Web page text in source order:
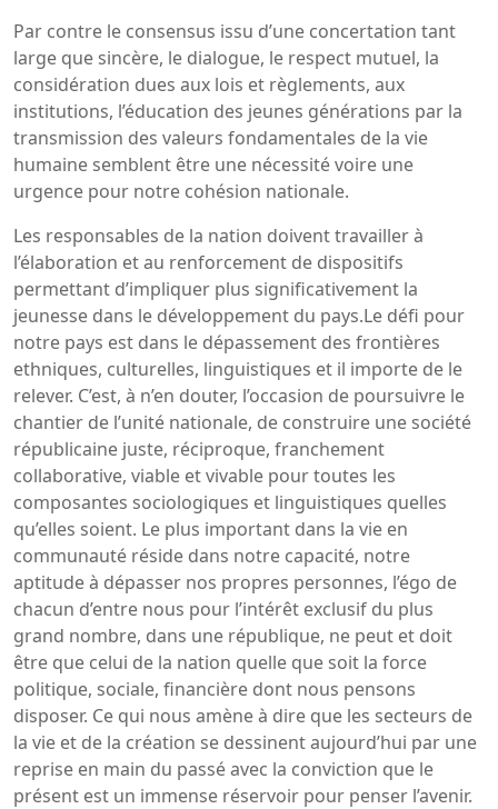
Par contre le consensus issu d’une concertation tant
large que sincère, le dialogue, le respect mutuel, la
considération dues aux lois et règlements, aux
institutions, l’éducation des jeunes générations par la
transmission des valeurs fondamentales de la vie
humaine semblent être une nécessité voire une
urgence pour notre cohésion nationale.
Les responsables de la nation doivent travailler à
l’élaboration et au renforcement de dispositifs
permettant d’impliquer plus significativement la
jeunesse dans le développement du pays.Le défi pour
notre pays est dans le dépassement des frontières
ethniques, culturelles, linguistiques et il importe de le
relever. C’est, à n’en douter, l’occasion de poursuivre le
chantier de l’unité nationale, de construire une société
républicaine juste, réciproque, franchement
collaborative, viable et vivable pour toutes les
composantes sociologiques et linguistiques quelles
qu’elles soient. Le plus important dans la vie en
communauté réside dans notre capacité, notre
aptitude à dépasser nos propres personnes, l’égo de
chacun d’entre nous pour l’intérêt exclusif du plus
grand nombre, dans une république, ne peut et doit
être que celui de la nation quelle que soit la force
politique, sociale, financière dont nous pensons
disposer. Ce qui nous amène à dire que les secteurs de
la vie et de la création se dessinent aujourd’hui par une
reprise en main du passé avec la conviction que le
présent est un immense réservoir pour penser l’avenir.